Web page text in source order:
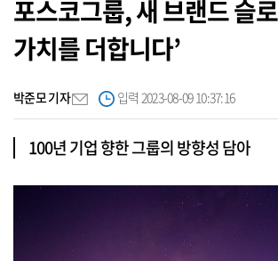
포스코그룹, 새 브랜드 슬
가치를 더합니다’
박준모 기자 입력 2023-08-09 10:37:16
100년 기업 향한 그룹의 방향성 담아